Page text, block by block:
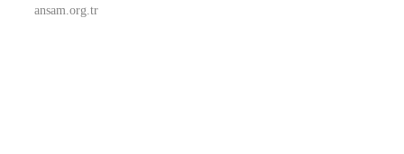
ansam.org.tr